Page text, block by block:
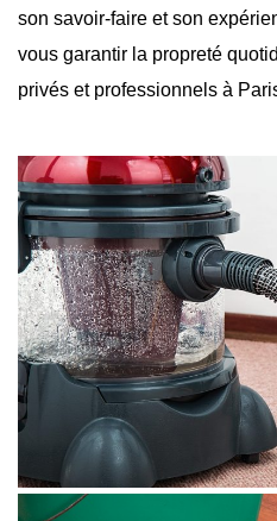
son savoir-faire et son
vous garantir la propreté
privés et professionnels à